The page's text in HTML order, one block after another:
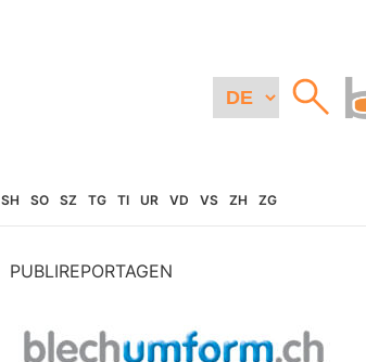
SH SO SZ TG TI UR VD VS ZH ZG
PUBLIREPORTAGEN